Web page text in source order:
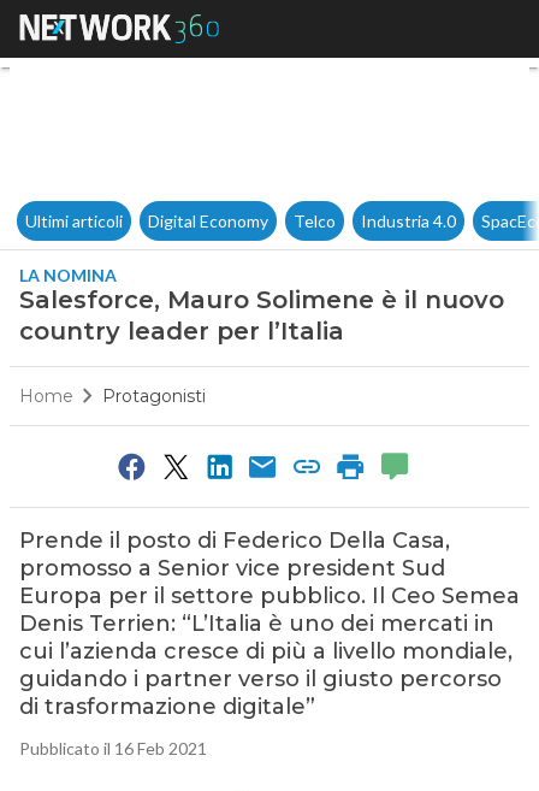
Salesforce, Mauro Solimene
Ultimi articoli Digital Economy Telco Industria 4.0
LA NOMINA
Salesforce, Mauro Solimene è il nuovo
country leader per l’Italia
Home Protagonisti
Prende il posto di Federico Della Casa,
promosso a Senior vice president Sud
Europa per il settore pubblico. Il Ceo Semea
Denis Terrien: “L’Italia è uno dei mercati in
cui l’azienda cresce di più a livello mondiale,
guidando i partner verso il giusto percorso
di trasformazione digitale”
Pubblicato il 16 Feb 2021